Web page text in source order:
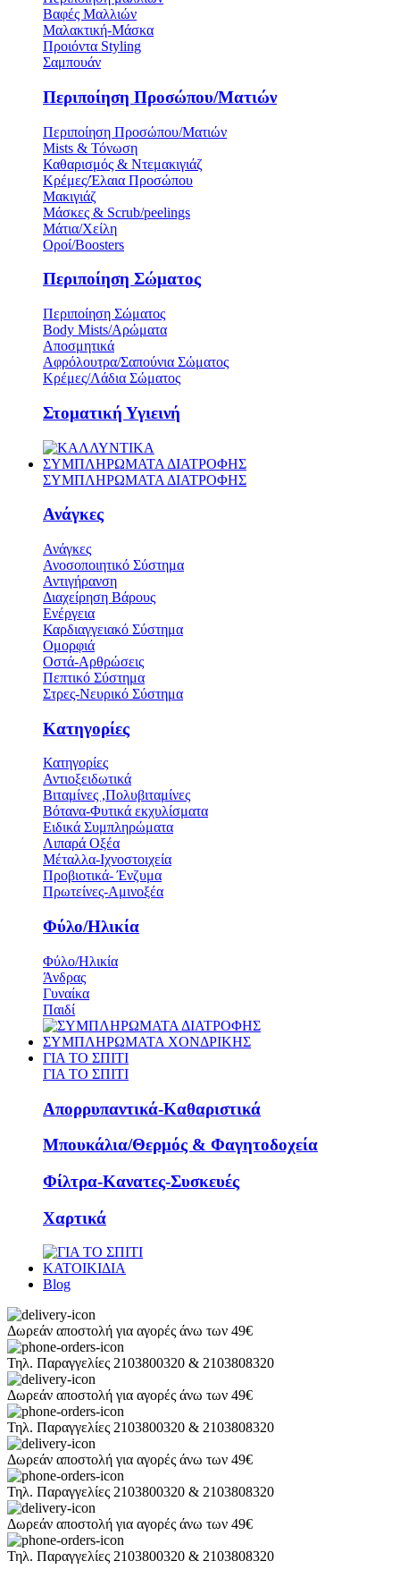
Βαφές Μαλλιών
Μαλακτική-Μάσκα
Προιόντα Styling
Σαμπουάν
Περιποίηση Προσώπου/Ματιών
Περιποίηση Προσώπου/Ματιών
Mists & Τόνωση
Καθαρισμός & Ντεμακιγιάζ
Κρέμες/Έλαια Προσώπου
Μακιγιάζ
Μάσκες & Scrub/peelings
Μάτια/Χείλη
Οροί/Boosters
Περιποίηση Σώματος
Περιποίηση Σώματος
Body Mists/Αρώματα
Αποσμητικά
Αφρόλουτρα/Σαπούνια Σώματος
Κρέμες/Λάδια Σώματος
Στοματική Υγιεινή
ΣΥΜΠΛΗΡΩΜΑΤΑ ΔΙΑΤΡΟΦΗΣ
ΣΥΜΠΛΗΡΩΜΑΤΑ ΔΙΑΤΡΟΦΗΣ
Ανάγκες
Ανάγκες
Ανοσοποιητικό Σύστημα
Αντιγήρανση
Διαχείρηση Βάρους
Ενέργεια
Καρδιαγγειακό Σύστημα
Ομορφιά
Οστά-Αρθρώσεις
Πεπτικό Σύστημα
Στρες-Νευρικό Σύστημα
Κατηγορίες
Κατηγορίες
Αντιοξειδωτικά
Βιταμίνες ,Πολυβιταμίνες
Βότανα-Φυτικά εκχυλίσματα
Ειδικά Συμπληρώματα
Λιπαρά Οξέα
Μέταλλα-Ιχνοστοιχεία
Προβιοτικά- Ένζυμα
Πρωτείνες-Αμινοξέα
Φύλο/Ηλικία
Φύλο/Ηλικία
Άνδρας
Γυναίκα
Παιδί
ΣΥΜΠΛΗΡΩΜΑΤΑ ΧΟΝΔΡΙΚΗΣ
ΓΙΑ ΤΟ ΣΠΙΤΙ
ΓΙΑ ΤΟ ΣΠΙΤΙ
Απορρυπαντικά-Καθαριστικά
Μπουκάλια/Θερμός & Φαγητοδοχεία
Φίλτρα-Κανατες-Συσκευές
Χαρτικά
ΚΑΤΟΙΚΙΔΙΑ
Blog
Δωρεάν αποστολή για αγορές άνω των 49€
Τηλ. Παραγγελίες 2103800320 & 2103808320
Δωρεάν αποστολή για αγορές άνω των 49€
Τηλ. Παραγγελίες 2103800320 & 2103808320
Δωρεάν αποστολή για αγορές άνω των 49€
Τηλ. Παραγγελίες 2103800320 & 2103808320
Δωρεάν αποστολή για αγορές άνω των 49€
Τηλ. Παραγγελίες 2103800320 & 2103808320